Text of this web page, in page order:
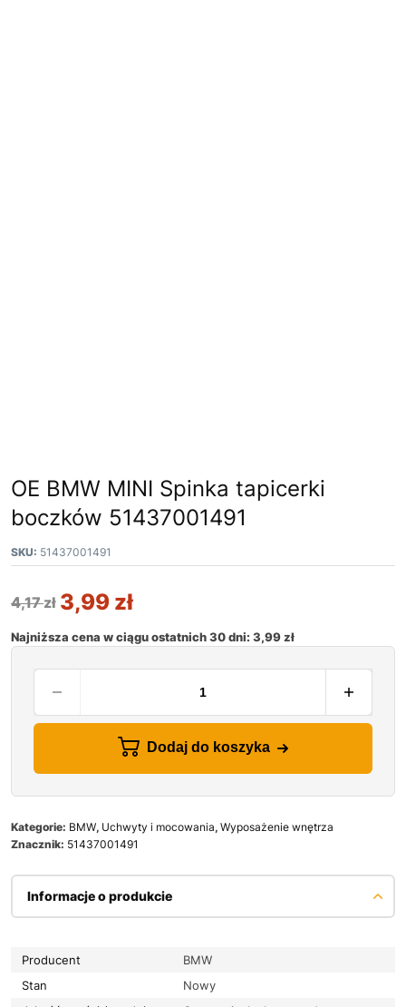
OE BMW MINI Spinka tapicerki
boczków 51437001491
SKU: 51437001491
4,17zł 3,99 zł
Najniższa cena w ciągu ostatnich 30 dni: 3,99zł
Dodaj do koszyka
Kategorie: BMW, Uchwyty i mocowania, Wyposażenie wnętrza
Znacznik: 51437001491
Informacje o produkcie
Producent
BMW
Stan
Nowy